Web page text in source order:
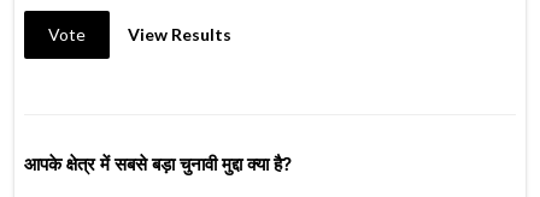
Vote View Results
आपके क्षेत्र में सबसे बड़ा चुनावी मुद्दा क्या है?